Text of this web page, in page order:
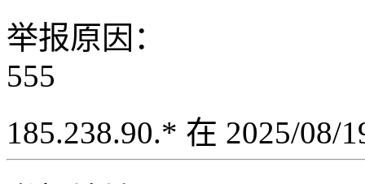
举报原因：
555
185.238.90.* 在 2025/08/